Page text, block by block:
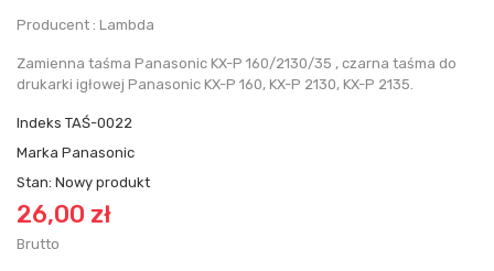
Producent : Lambda
Zamienna taśma Panasonic KX-P 160/2130/35 , czarna taśma do
drukarki igłowej Panasonic KX-P 160, KX-P 2130, KX-P 2135.
Indeks TAŚ-0022
Marka Panasonic
Stan: Nowy produkt
26,00 zł
Brutto